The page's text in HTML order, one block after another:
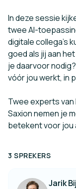
In deze sessie
twee AI-
digitale collega’s
goed als jij aan
je daarvoor
vóór jou werkt, in
Twee experts
Saxion nemen je
betekent voor jou
3 SPREKERS
Jarik